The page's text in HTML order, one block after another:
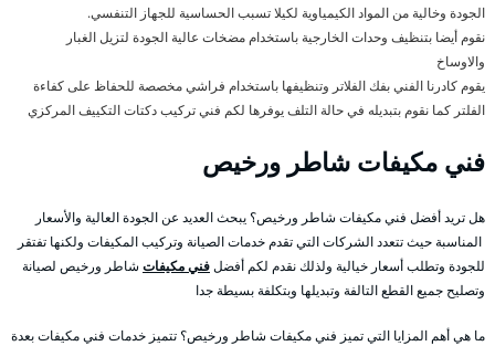
الجودة وخالية من المواد الكيمياوية لكيلا تسبب الحساسية للجهاز التنفسي.
نقوم أيضا بتنظيف وحدات الخارجية باستخدام مضخات عالية الجودة لتزيل الغبار
والاوساخ
يقوم كادرنا الفني بفك الفلاتر وتنظيفها باستخدام فراشي مخصصة للحفاظ على كفاءة
الفلتر كما نقوم بتبديله في حالة التلف يوفرها لكم فني تركيب دكتات التكييف المركزي
فني مكيفات شاطر ورخيص
هل تريد أفضل فني مكيفات شاطر ورخيص؟ يبحث العديد عن الجودة العالية والأسعار
المناسبة حيث تتعدد الشركات التي تقدم خدمات الصيانة وتركيب المكيفات ولكنها تفتقر
للجودة وتطلب أسعار خيالية ولذلك نقدم لكم أفضلفني مكيفات شاطر ورخيص لصيانة
وتصليح جميع القطع التالفة وتبديلها وبتكلفة بسيطة جدا
ما هي أهم المزايا التي تميز فني مكيفات شاطر ورخيص؟ تتميز خدمات فني مكيفات بعدة